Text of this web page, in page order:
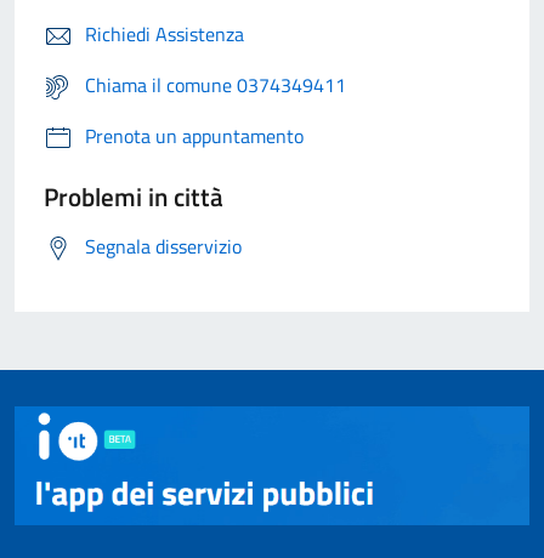
Richiedi Assistenza
Chiama il comune 0374349411
Prenota un appuntamento
Problemi in città
Segnala disservizio